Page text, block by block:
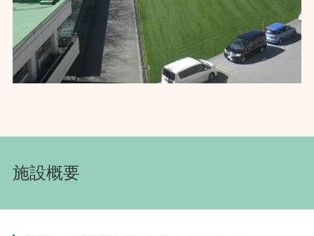
文字の見えづらさや操作にお困りの方へ
施設概要